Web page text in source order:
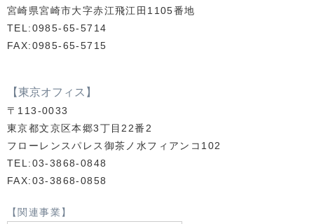
宮崎県宮崎市大字赤江飛江田1105番地
TEL:0985-65-5714
FAX:0985-65-5715
【東京オフィス】
〒113-0033
東京都文京区本郷3丁目22番2
フローレンスパレス御茶ノ水フィアンコ102
TEL:03-3868-0848
FAX:03-3868-0858
【関連事業】